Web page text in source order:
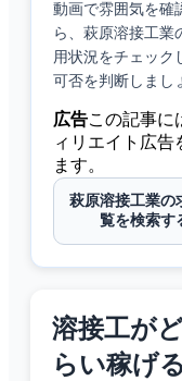
動画で雰囲気を確
ら、 萩原溶接工業
用状況をチェック
可否を判断しまし
広告この記事に
ィリエイト広告
ます。
萩原溶接工業の
覧を検索す
溶接工が
らい稼げ